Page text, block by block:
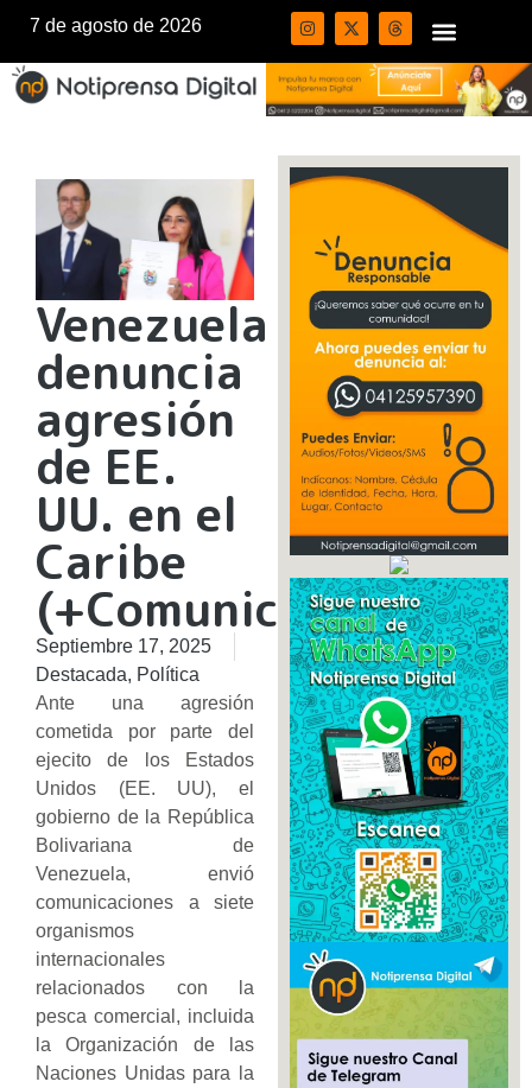
7 de agosto de 2026
Venezuela
denuncia
agresión
de EE.
UU. en el
Caribe
(+Comunicado)
Septiembre 17, 2025
Destacada, Política
Ante una agresión
cometida por parte del
ejecito de los Estados
Unidos (EE. UU), el
gobierno de la República
Bolivariana de
Venezuela, envió
comunicaciones a siete
organismos
internacionales
relacionados con la
pesca comercial, incluida
la Organización de las
Naciones Unidas para la